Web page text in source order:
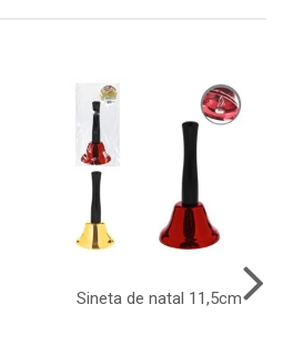
Sineta de natal 11,5cm